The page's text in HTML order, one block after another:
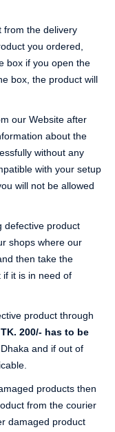
from the delivery
you ordered,
box if you open the
box, the product will
our Website after
about the
without any
with your setup
will not be allowed
defective product
shops where our
then take the
if it is in need of
product through
200/- has to be
and if out of
products then
from the courier
damaged product